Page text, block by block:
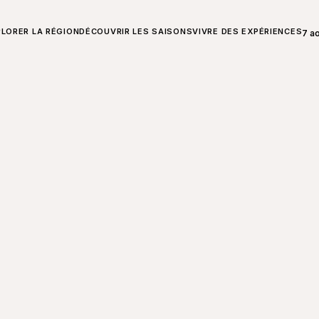
LA RÉGIONDÉCOUVRIR LES SAISONSVIVRE DES EXPÉRIENCES
SUR CHARLEVOIX 7